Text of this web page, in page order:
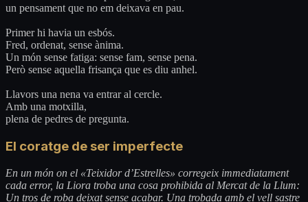
un pensament que no em deixava en pau.
Primer hi havia un esbós.
Fred, ordenat, sense ànima.
Un món sense fatiga: sense fam, sense pena.
Però sense aquella frisança que es diu anhel.
Llavors una nena va entrar al cercle.
Amb una motxilla,
plena de pedres de pregunta.
El coratge de ser imperfecte
En un món on el «Teixidor d’Estrelles» corregeix immediatament
cada error, la Liora troba una cosa prohibida al Mercat de la Llum:
Un tros de roba deixat sense acabar. Una trobada amb el vell sastre